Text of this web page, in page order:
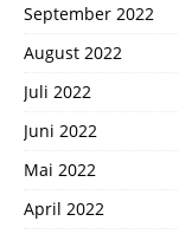
September 2022
August 2022
Juli 2022
Juni 2022
Mai 2022
April 2022